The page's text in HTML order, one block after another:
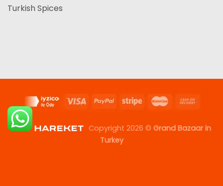
Turkish Spices
Copyright 2026 © Grand Bazaar in
Turkey